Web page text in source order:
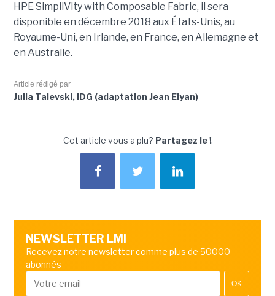
HPE SimpliVity with Composable Fabric, il sera
disponible en décembre 2018 aux États-Unis, au
Royaume-Uni, en Irlande, en France, en Allemagne et
en Australie.
Article rédigé par
Julia Talevski, IDG (adaptation Jean Elyan)
Cet article vous a plu? Partagez le !
NEWSLETTER LMI
Recevez notre newsletter comme plus de 50000
abonnés
OK